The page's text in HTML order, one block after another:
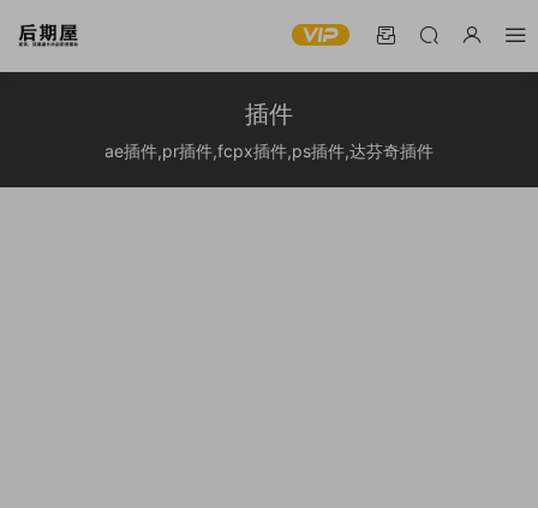
插件
ae插件,pr插件,fcpx插件,ps插件,达芬奇插件